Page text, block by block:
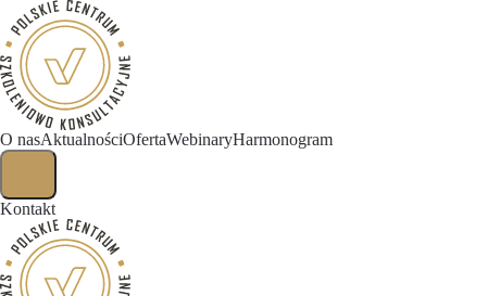
O nasAktualnościOfertaWebinaryHarmonogram
Kontakt